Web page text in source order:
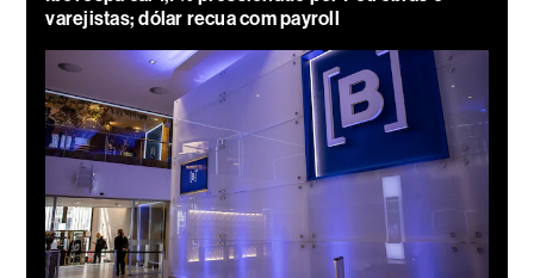
varejistas; dólar recua com payroll